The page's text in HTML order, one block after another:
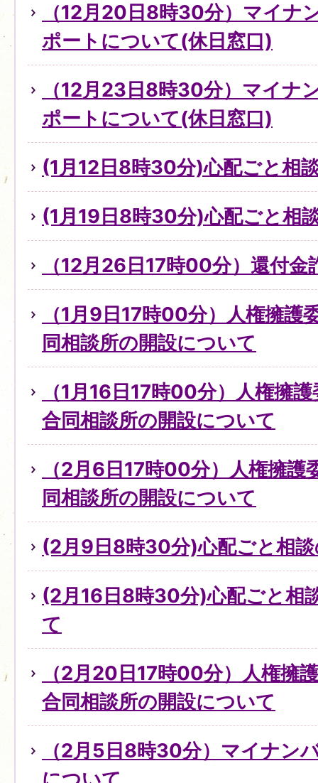
（12月20日8時30分）マイナ
ポートについて(休日窓口)
（12月23日8時30分）マイナ
ポートについて(休日窓口)
(1月12日8時30分)心配ごと相
(1月19日8時30分)心配ごと相
（12月26日17時00分）還付金
（1月9日17時00分）人権擁護
同相談所の開設について
（1月16日17時00分）人権擁
合同相談所の開設について
（2月6日17時00分）人権擁護
同相談所の開設について
(2月9日8時30分)心配ごと相
(2月16日8時30分)心配ごと相
て
（2月20日17時00分）人権擁
合同相談所の開設について
（2月5日8時30分）マイナン